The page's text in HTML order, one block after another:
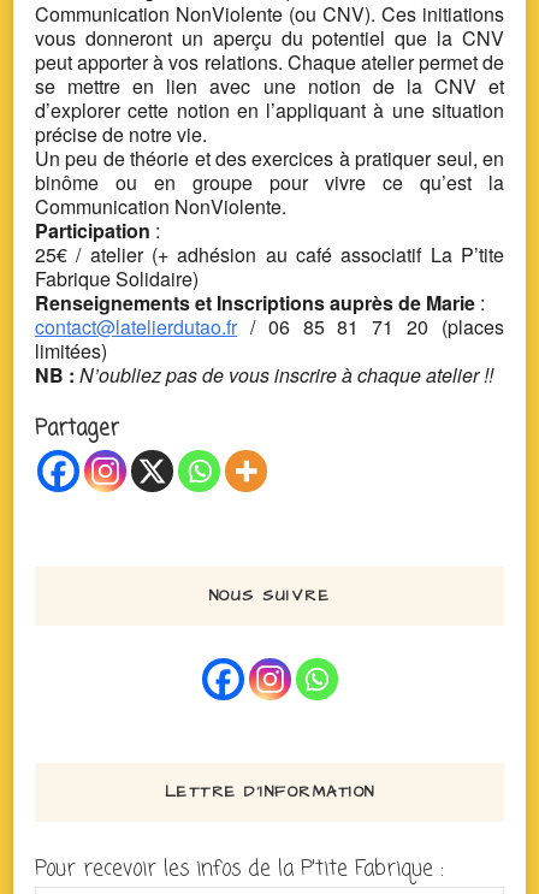
Communication NonViolente (ou CNV). Ces initiations
vous donneront un aperçu du potentiel que la CNV
peut apporter à vos relations. Chaque atelier permet de
se mettre en lien avec une notion de la CNV et
d’explorer cette notion en l’appliquant à une situation
précise de notre vie.
Un peu de théorie et des exercices à pratiquer seul, en
binôme ou en groupe pour vivre ce qu’est la
Communication NonViolente.
Participation :
25€ / atelier (+ adhésion au café associatif La P’tite
Fabrique Solidaire)
Renseignements et Inscriptions auprès de Marie :
contact@latelierdutao.fr/ 06 85 81 71 20 (places
limitées)
NB : N’oubliez pas de vous inscrire à chaque atelier !!
Partager
NOUS SUIVRE
LETTRE D’INFORMATION
Pour recevoir les infos de la P'tite Fabrique :